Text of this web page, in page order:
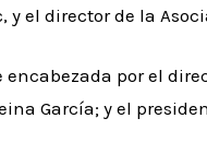
y el director de la
encabezada por el
García; y el